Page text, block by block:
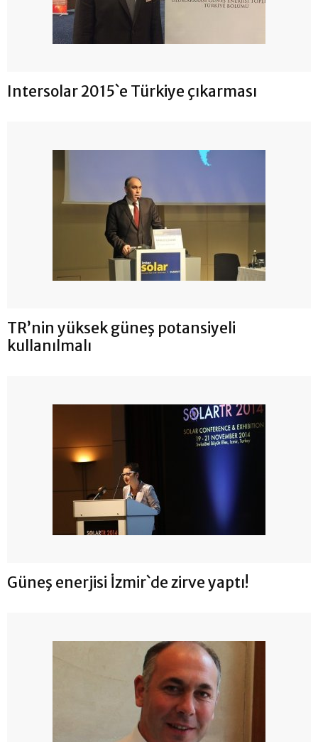
Intersolar 2015`e Türkiye çıkarması
TR’nin yüksek güneş potansiyeli
kullanılmalı
Güneş enerjisi İzmir`de zirve yaptı!